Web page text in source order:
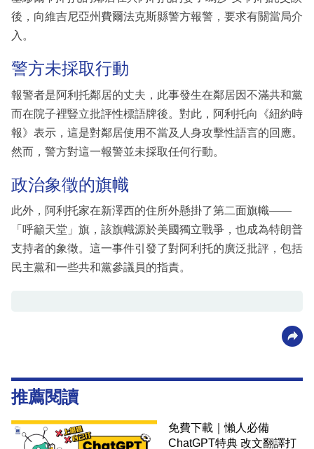
後，向維吉尼亞州費爾法克斯縣警方報警，要求有關當局介
入。
警方未採取行動
報警者是阿利托鄰居的丈夫，此事發生在鄰居因不滿共和黨
而在院子裡豎立批評性標語牌後。對此，阿利托向《紐約時
報》表示，這是對鄰居使用不當及人身攻擊性語言的回應。
然而，警方對這一報警並未採取任何行動。
政治象徵的旗幟
此外，阿利托家在新澤西的住所外懸掛了第二面旗幟——
「呼籲天堂」旗，該旗幟源於美國獨立戰爭，也成為特朗普
支持者的象徵。這一事件引發了對阿利托的廣泛批評，包括
民主黨和一些共和黨參議員的指責。
推薦閱讀
免費下載｜懶人必備
ChatGPT特典 改文翻譯打